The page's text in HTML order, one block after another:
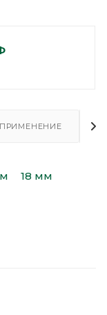
ПРИМЕНЕНИЕ
18 мм